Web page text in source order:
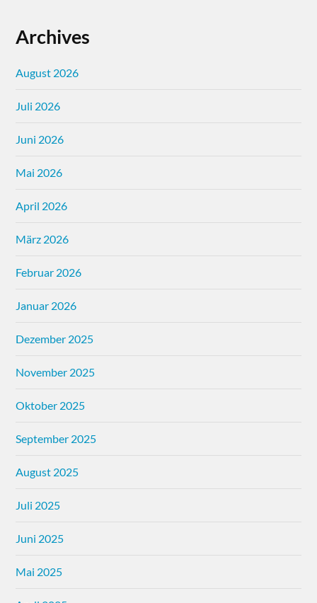
Archives
August 2026
Juli 2026
Juni 2026
Mai 2026
April 2026
März 2026
Februar 2026
Januar 2026
Dezember 2025
November 2025
Oktober 2025
September 2025
August 2025
Juli 2025
Juni 2025
Mai 2025